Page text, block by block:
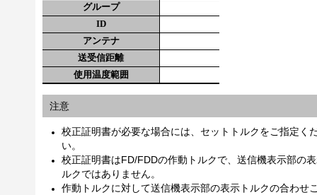
グループ
ID
アンテナ
送受信距離
使用温度範囲
注意
校正証明書が必要な場合には、セットトルクをご指定く
い。
校正証明書はFD/FDDの作動トルクで、送信機表示部の
ルクではありません。
作動トルクに対して送信機表示部の表示トルクの合わせ